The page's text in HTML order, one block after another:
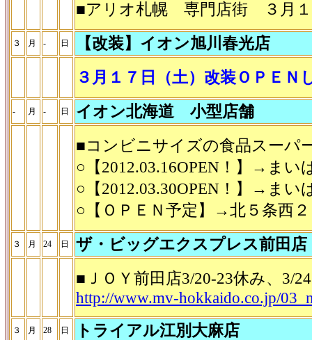
■アリオ札幌 専門店街 ３月
３ 月 - 日
【改装】イオン旭川春光店
３月１７日（土）改装ＯＰＥＮ
- 月 - 日
イオン北海道 小型店舗
■コンビニサイズの食品スーパ
○【2012.03.16OPEN！】→まい
○【2012.03.30OPEN！】→まい
○【ＯＰＥＮ予定】→北５条西
３ 月 24 日
ザ・ビッグエクスプレス前田店
■ＪＯＹ前田店3/20-23休み、3/
http://www.mv-hokkaido.co.jp/
３ 月 28 日
トライアル江別大麻店